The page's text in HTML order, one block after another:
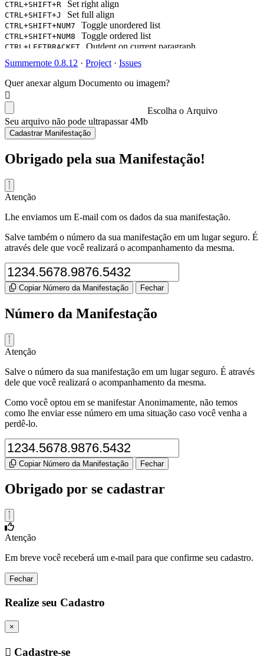
CTRL+SHIFT+R Set right align
CTRL+SHIFT+J Set full align
CTRL+SHIFT+NUM7 Toggle unordered list
CTRL+SHIFT+NUM8 Toggle ordered list
CTRL+LEFTBRACKET Outdent on current paragraph
CTRL+NUM0 Change current block's format as a paragraph(P tag)
CTRL+NUM1 Change current block's format as H1
CTRL+NUM2 Change current block's format as H2
CTRL+NUM3
CTRL+NUM4 Change current block's format as H4
CTRL+NUM5 Change current block's format as H5
CTRL+NUM6 Change current block's format as H6
Insert horizontal rule
CTRL+K Show Link Dialog
Summernote 0.8.12 · Project · Issues
Quer anexar algum Documento ou imagem?
Escolha o Arquivo
Seu arquivo não pode ultrapassar 4Mb
Cadastrar Manifestação
Obrigado pela sua Manifestação!
Atenção
Lhe enviamos um E-mail com os dados da sua manifestação.
Salve também o número da sua manifestação em um lugar seguro. É
através dele que você realizará o acompanhamento da mesma.
Copiar Número da Manifestação Fechar
Número da Manifestação
Atenção
Salve o número da sua manifestação em um lugar seguro. É através
dele que você realizará o acompanhamento da mesma.
Como você optou em se manifestar Anonimamente, não temos
como lhe enviar esse número em uma situação caso você venha a
perdê-lo.
Copiar Número da Manifestação Fechar
Obrigado por se cadastrar
Atenção
Em breve você receberá um e-mail para que confirme seu cadastro.
Fechar
Realize seu Cadastro
×
Cadastre-se